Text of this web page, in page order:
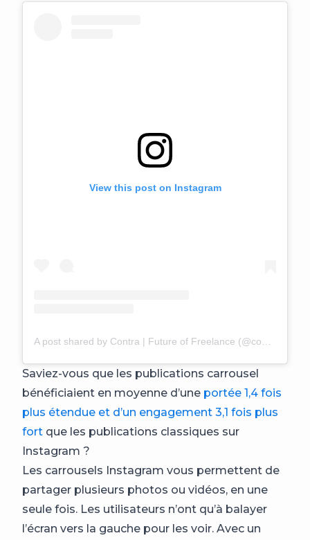
View this post on Instagram
Saviez-vous que les publications carrousel
bénéficiaient en moyenne d’une portée 1,4 fois
plus étendue et d’un engagement 3,1 fois plus
fort que les publications classiques sur
Instagram ?
Les carrousels Instagram vous permettent de
partager plusieurs photos ou vidéos, en une
seule fois. Les utilisateurs n’ont qu’à balayer
l’écran vers la gauche pour les voir. Avec un